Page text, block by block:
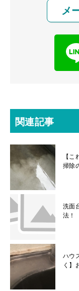
メ
関連記事
【
掃除
洗面
法！
ハウ
く】